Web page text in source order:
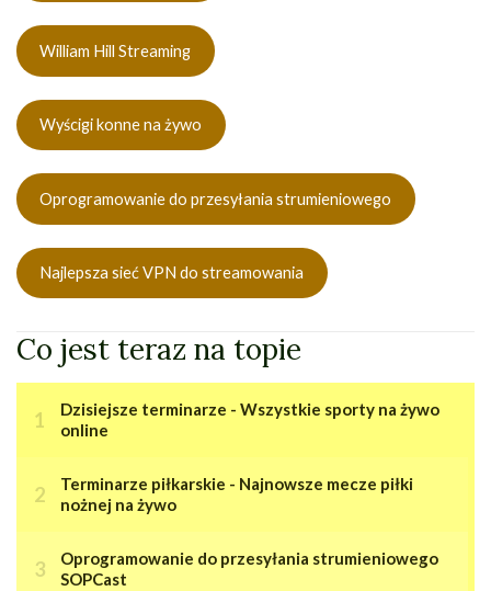
William Hill Streaming
Wyścigi konne na żywo
Oprogramowanie do przesyłania strumieniowego
Najlepsza sieć VPN do streamowania
Co jest teraz na topie
Dzisiejsze terminarze - Wszystkie sporty na żywo
online
Terminarze piłkarskie - Najnowsze mecze piłki
nożnej na żywo
Oprogramowanie do przesyłania strumieniowego
SOPCast